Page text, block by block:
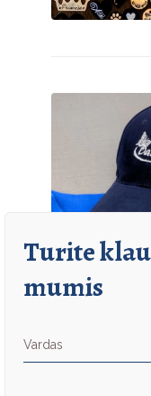
Turite
mumis